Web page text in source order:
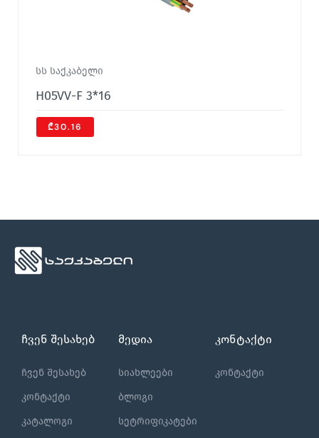
სს საქკაბელი
H05VV-F 3*16
₾30.16
ჩვენ შესახებ
ჩვენ შესახებ
კონტაქტი
კატალოგი
მედია
სიახლეები
ბლოგი
სეტრიფიკატები
კონტაქტი
კონტაქტი